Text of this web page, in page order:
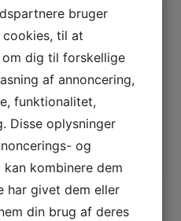
inkluderer løkkekabel,
kramper, splejser og stik i
forskellige antal og
længde
2.079,00 kr.
LÆS MERE
bruger
til at
dig til forskellige
af annoncering,
funktionalitet,
Disse oplysninger
og
kombinere dem
har givet dem eller
din brug af deres